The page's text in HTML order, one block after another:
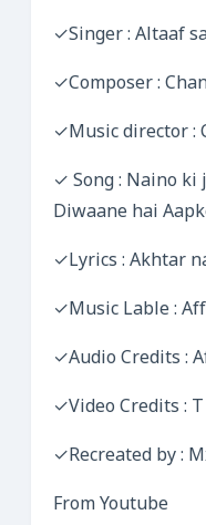
✓Singer : Altaaf
✓Composer :
✓Music director :
✓ Song : Naino ki
Diwaane hai
✓Lyrics : Akhtar
✓Music Lable :
✓Audio Credits :
✓Video Credits :
✓Recreated by :
From Youtube